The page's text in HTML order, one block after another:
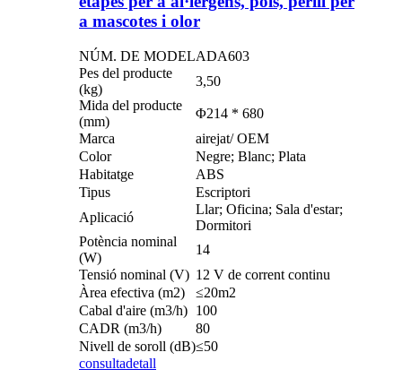
a mascotes i olor
NÚM. DE MODELADA603
Pes del producte
(kg)
3,50
Mida del producte
(mm)
Φ214 * 680
Marca
airejat/ OEM
Color
Negre; Blanc; Plata
Habitatge
ABS
Tipus
Escriptori
Aplicació
Llar; Oficina; Sala d'estar;
Dormitori
Potència nominal
(W)
14
Tensió nominal (V) 12 V de corrent continu
Àrea efectiva (m2)
≤20m2
Cabal d'aire (m3/h) 100
CADR (m3/h)
80
Nivell de soroll (dB)≤50
consultadetall